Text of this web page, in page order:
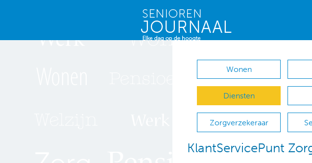
Wonen
Diensten
Zorgverzekeraar
KlantServicePunt